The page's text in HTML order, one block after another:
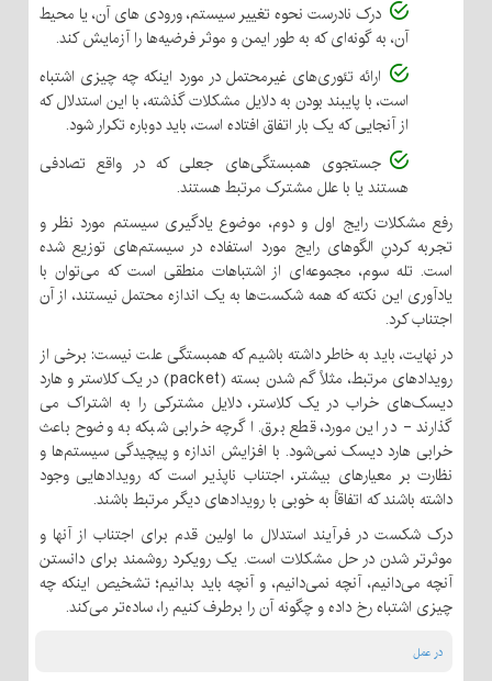
درک نادرست نحوه تغییر سیستم، ورودی های آن، یا محیط
آن، به گونه‌ای که به طور ایمن و موثر فرضیه‌ها را آزمایش کند.
ارائه تئوری‌های غیرمحتمل در مورد اینکه چه چیزی اشتباه
است، با پایبند بودن به دلایل مشکلات گذشته، با این استدلال که
از آنجایی که یک بار اتفاق افتاده است، باید دوباره تکرار شود.
جستجوی همبستگی‌های جعلی که در واقع تصادفی
هستند یا با علل مشترک مرتبط هستند.
رفع مشکلات رایج اول و دوم، موضوع یادگیری سیستم مورد نظر و
تجربه کردنِ الگوهای رایج مورد استفاده در سیستم‌های توزیع شده
است. تله سوم، مجموعه‌ای از اشتباهات منطقی است که می‌توان با
یادآوری این نکته که همه شکست‌ها به یک اندازه محتمل نیستند، از آن
اجتناب کرد.
در نهایت، باید به خاطر داشته باشیم که همبستگی علت نیست: برخی از
رویدادهای مرتبط، مثلاً گم شدن بسته (packet) در یک کلاستر و هارد
دیسک‌های خراب در یک کلاستر، دلایل مشترکی را به اشتراک می
گذارند - در این مورد، قطع برق. اگرچه خرابی شبکه به وضوح باعث
خرابی هارد دیسک نمی‌شود. با افزایش اندازه و پیچیدگی سیستم‌ها و
نظارت بر معیارهای بیشتر، اجتناب ناپذیر است که رویدادهایی وجود
داشته باشند که اتفاقاً به خوبی با رویدادهای دیگر مرتبط باشند.
درک شکست در فرآیند استدلال ما اولین قدم برای اجتناب از آنها و
موثرتر شدن در حل مشکلات است. یک رویکرد روشمند برای دانستن
آنچه می‌دانیم، آنچه نمی‌دانیم، و آنچه باید بدانیم؛ تشخیص اینکه چه
چیزی اشتباه رخ داده و چگونه آن را برطرف کنیم را، ساده‌تر می‌کند.
در عمل